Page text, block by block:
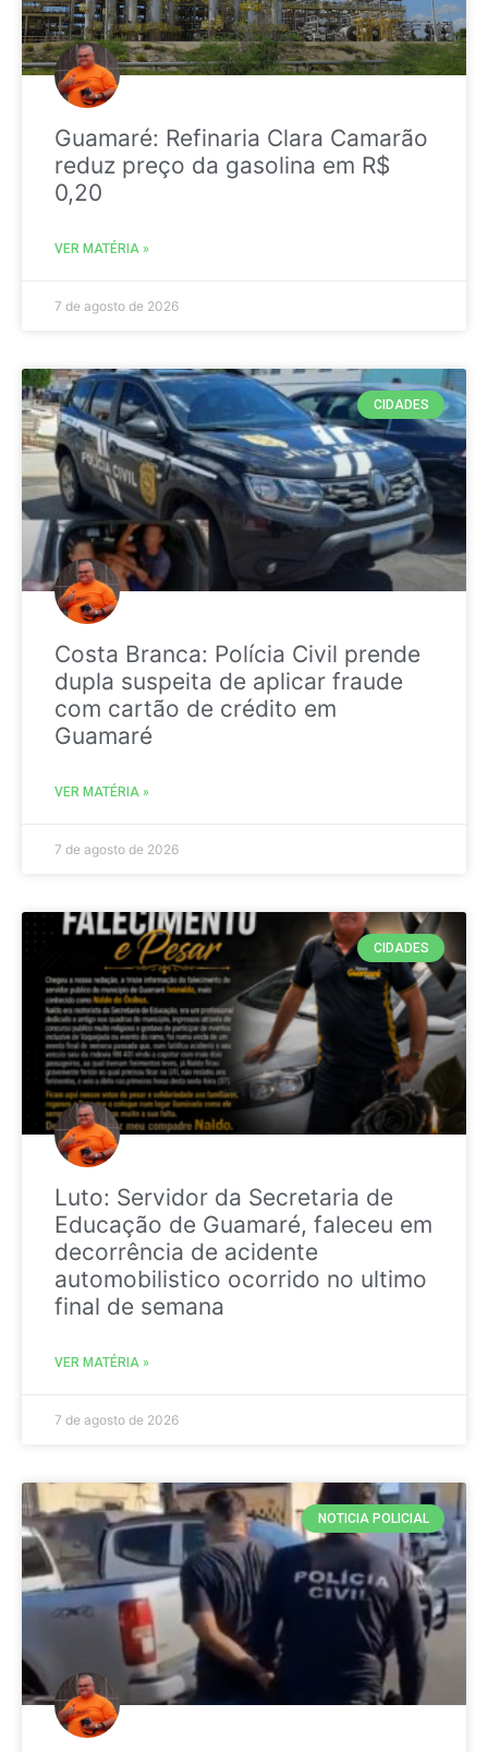
Guamaré: Refinaria Clara Camarão
reduz preço da gasolina em R$
0,20
VER MATÉRIA »
7 de agosto de 2026
CIDADES
Costa Branca: Polícia Civil prende
dupla suspeita de aplicar fraude
com cartão de crédito em
Guamaré
VER MATÉRIA »
7 de agosto de 2026
CIDADES
Luto: Servidor da Secretaria de
Educação de Guamaré, faleceu em
decorrência de acidente
automobilistico ocorrido no ultimo
final de semana
VER MATÉRIA »
7 de agosto de 2026
NOTICIA POLICIAL